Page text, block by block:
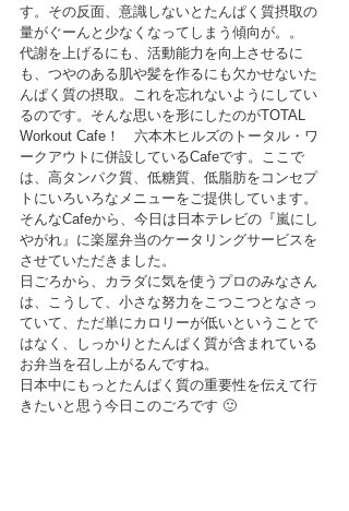
す。その反面、意識しないとたんぱく質摂取の
量がぐーんと少なくなってしまう傾向が。。
代謝を上げるにも、活動能力を向上させるに
も、つやのある肌や髪を作るにも欠かせないた
んぱく質の摂取。これを忘れないようにしてい
るのです。そんな思いを形にしたのがTOTAL
Workout Cafe！　六本木ヒルズのトータル・ワ
ークアウトに併設しているCafeです。ここで
は、高タンパク質、低糖質、低脂肪をコンセプ
トにいろいろなメニューをご提供しています。
そんなCafeから、今日は日本テレビの『嵐にし
やがれ』に楽屋弁当のケータリングサービスを
させていただきました。
日ごろから、カラダに気を使うプロのみなさん
は、こうして、小さな努力をこつこつとなさっ
ていて、ただ単にカロリーが低いということで
はなく、しっかりとたんぱく質が含まれている
お弁当を召し上がるんですね。
日本中にもっとたんぱく質の重要性を伝えて行
きたいと思う今日このごろです 🙂